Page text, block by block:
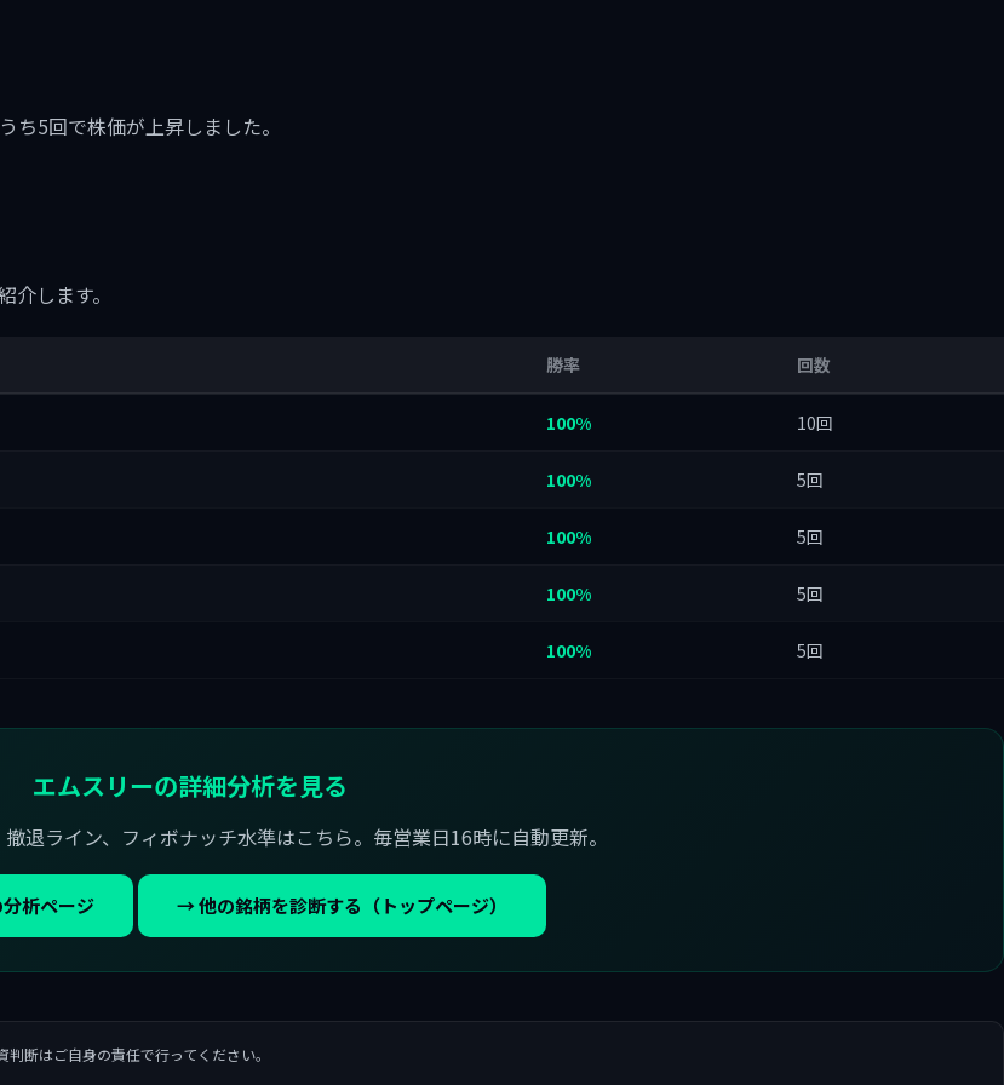
5回で株価が上昇しました。
介します。
勝率 回数
100% 10回
100% 5回
100% 5回
100% 5回
100% 5回
エムスリーの詳細分析を見る
退ライン、フィボナッチ水準はこちら。毎営業日16時に自動更新。
析ページ → 他の銘柄を診断する（トップページ）
断はご自身の責任で行ってください。